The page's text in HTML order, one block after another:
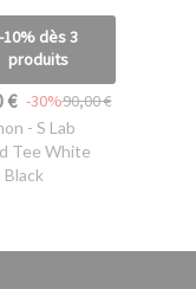
-10% dès 3
produits
€ 90,00 €
-30%
- S Lab
Tee White
Black